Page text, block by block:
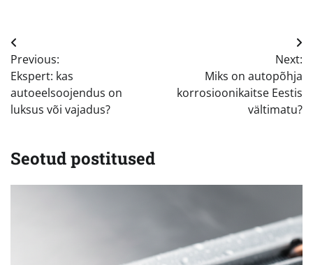
Navigeerimine
Previous:
Ekspert: kas
autoeelsoojendus on
luksus või vajadus?
Next:
Miks on autopõhja
korrosioonikaitse Eestis
vältimatu?
Seotud postitused